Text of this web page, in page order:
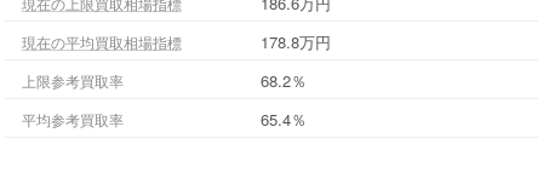
現在の平均買取相場指標 178.8万円
上限参考買取率 68.2％
平均参考買取率 65.4％